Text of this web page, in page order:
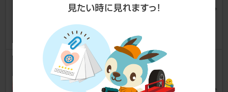
car-catsさん
あとづけ屋 IS250C専用ナビ
IS C [GSE20系]
suzuki1219さん